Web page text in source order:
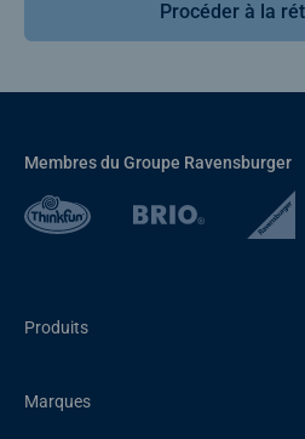
Procéder à la
Membres du Groupe Ravensburger
Produits
Marques